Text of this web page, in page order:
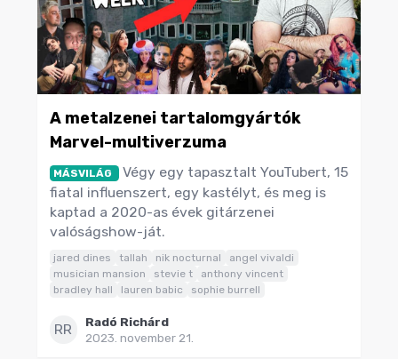
A metalzenei tartalomgyártók
Marvel-multiverzuma
MÁSVILÁG
Végy egy tapasztalt YouTubert, 15
fiatal influenszert, egy kastélyt, és meg is
kaptad a 2020-as évek gitárzenei
valóságshow-ját.
jared dines tallah nik nocturnal
angel vivaldi
musician mansion
stevie t
anthony vincent
bradley hall
lauren babic sophie burrell
RR
Radó Richárd
2023. november 21.